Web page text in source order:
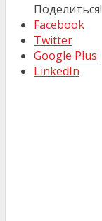
Поделиться!
Facebook
Twitter
Google Plus
LinkedIn